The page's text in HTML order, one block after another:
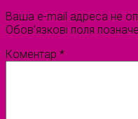
Ваша e-mail адреса не
Обов’язкові поля
Коментар *